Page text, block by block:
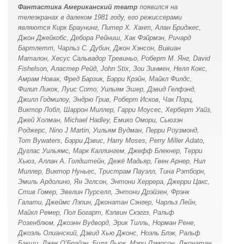
Тем не менее, расхваливать не буду, не за что. Получилось
беззубо. Малоизобретательно по части кинематографии и
режиссуры. Откровенно мелодраматически. К Сьюзен и
Кристоферу у меня претензий нет, но все это могло бы
смотреться в значительной степени лучше, видимо формат
американского телевидения дает о себе знать.
Психологических игр и физического напряжения как в фильме
«После репетиции» Бергмана можно не ждать.
А вообще в качестве мелодрамы о женщине без прошлого и
мужчине без будущего (и с проблемами в довесок) я бы
посоветовал классический «Осенние листья» с Джоан
Кроуфорд и Клиффом Робертсоном. Есть шанс получить
более сильные эмоции.
6 из 10
18 сентября 2019
посмотреть оригинальную версию бродвейской постановки
1987 года.
Конечно, как человек, далёкий от театра и мало им
интересующийся, я не была склонна этого делать, но под
напором рекомендаций всё же решила рискнуть и приступила
к просмотру. Именно впечатлениям от увиденного и
посвящёна данная рецензия. Разумеется, это исключительно
моё мнение, которое я никому не навязываю.
Напоминать сюжет я не буду — желающие могут прочесть
любое описание к фильму «Чем дальше в лес», вполне
достаточно раскрывающее сюжет. Так что, я приступлю к
разбору самой постановки. Скажу сразу, что впечатление она
произвела, в целом, столь же отрицательное, как и фильм
Роба Маршалла.
Начну с того, что сценическая версия, разумеется, снималась
в театре, что обуславливо аплодисменты, смех зрителей и
прочий посторонний шум. Но меня это лично здорово сбивало
с настроя на сюжет, поскольку на записи смех было слышно
даже в тех эпизодах, где, по идее, должно быть отнюдь не
весело — видно, именно такое странное чувство юмора у
американцев.
Впрочем, это скорее, уже минус видеозаписи, нежели
постановки. Касательно мюзикла, то претензий нет ни к
декорациям, ни к костюмам — так, впрочем, и должно всё
Фантастика Американский театр появился на
телеэкранах в далеком 1981 году, его режиссерами
являются Кирк Браунинг, Питер Х. Хант, Алан Бриджес,
Джон Джейкобс, Дебора Рейниш, Хак Фэйрмэн, Ричард
Бартлетт, Чарльз С. Дубин, Джон Хэнсон, Вивиан
Маталон, Хесус Сальвадор Тревиньо, Роберт М. Янг, David
Fishelson, Аластер Рейд, John Stix, Зои Зинмен, Нелл Кокс,
Амрам Новак, Фред Барзик, Бэрри Крэйн, Майкл Филдс,
Филип Ликок, Луис Сото, Уильям Эшер, Дэвид Гелфэнд,
Джилл Годмилоу, Эндрю Грив, Роберт Исков, Чак Порц,
Виктор Лобл, Шаррон Миллер, Гарри Моусес, Херберт Уайз,
Джей Холман, Michael Hadley, Емико Омори, Сьюзэн
Роджерс, Nino J Martin, Уильям Вудман, Перри Роузмонд,
Tom Bywaters, Бэрри Дэвис, Harry Moses, Perry Miller Adato,
Дуглас Уильямс, Марк Каллингем, Джефф Блекнер, Терри
Хьюз, Аллан А. Голдштейн, Дежё Мадьяр, Гвен Арнер, Нил
Миллер, Виктор Нуньес, Тристрам Пауэлл, Тина Рэтборн,
Эмиль Ардолино, Ян Эглсон, Энтони Херрера, Джерри Цакс,
Стив Гомер, Эвелин Пурселл, Энтони Дрэйзен, Фрэнк
Галати, Джеймс Лэпин, Джонатан Сэнгер, Чарльз Лейн,
Майкл Ремер, Пол Богарт, Кэлвин Скэггз, Ральф
Розенблюм, Джоэнн Вудворд, Эрик Тилль, Норман Рене,
Джоэль Олианский, Дэвид Хью Джонс, Ноэль Блэк, Ральф